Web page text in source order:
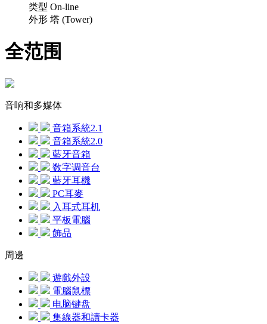
类型 On-line
外形 塔 (Tower)
全范围
音响和多媒体
音箱系統2.1
音箱系統2.0
藍牙音箱
数字调音台
藍牙耳機
PC耳麥
入耳式耳机
平板電腦
飾品
周邊
遊戲外設
電腦鼠標
电脑键盘
集線器和讀卡器